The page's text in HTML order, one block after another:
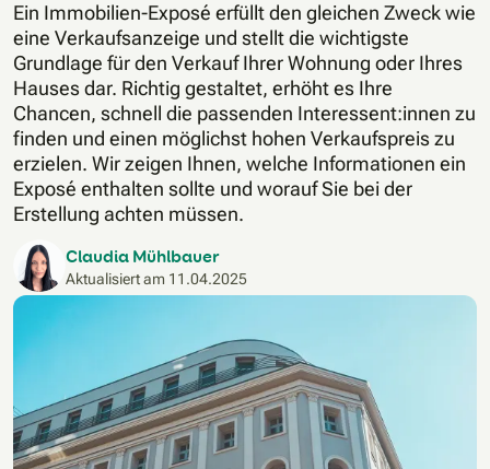
Ein Immobilien-Exposé erfüllt den gleichen Zweck wie
eine Verkaufsanzeige und stellt die wichtigste
Grundlage für den Verkauf Ihrer Wohnung oder Ihres
Hauses dar. Richtig gestaltet, erhöht es Ihre
Chancen, schnell die passenden Interessent:innen zu
finden und einen möglichst hohen Verkaufspreis zu
erzielen. Wir zeigen Ihnen, welche Informationen ein
Exposé enthalten sollte und worauf Sie bei der
Erstellung achten müssen.
Claudia Mühlbauer
Aktualisiert am 11.04.2025